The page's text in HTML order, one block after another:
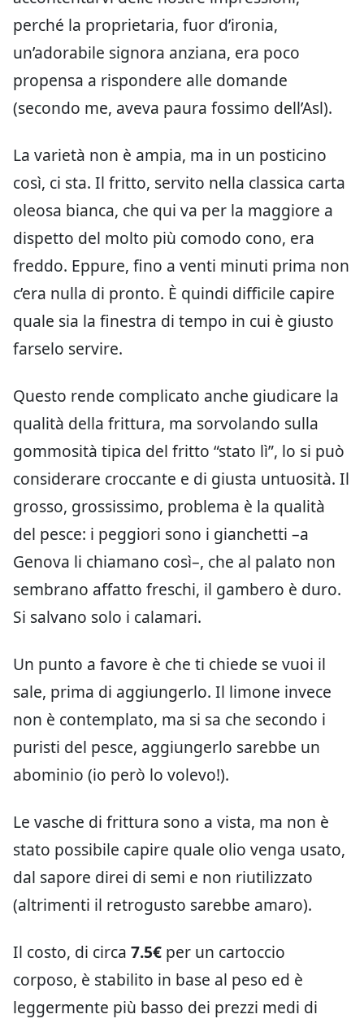
perché la proprietaria, fuor d’ironia,
un’adorabile signora anziana, era poco
propensa a rispondere alle domande
(secondo me, aveva paura fossimo dell’Asl).
La varietà non è ampia, ma in un posticino
così, ci sta. Il fritto, servito nella classica carta
oleosa bianca, che qui va per la maggiore a
dispetto del molto più comodo cono, era
freddo. Eppure, fino a venti minuti prima non
c’era nulla di pronto. È quindi difficile capire
quale sia la finestra di tempo in cui è giusto
farselo servire.
Questo rende complicato anche giudicare la
qualità della frittura, ma sorvolando sulla
gommosità tipica del fritto “stato lì”, lo si può
considerare croccante e di giusta untuosità. Il
grosso, grossissimo, problema è la qualità
del pesce: i peggiori sono i gianchetti –a
Genova li chiamano così–, che al palato non
sembrano affatto freschi, il gambero è duro.
Si salvano solo i calamari.
Un punto a favore è che ti chiede se vuoi il
sale, prima di aggiungerlo. Il limone invece
non è contemplato, ma si sa che secondo i
puristi del pesce, aggiungerlo sarebbe un
abominio (io però lo volevo!).
Le vasche di frittura sono a vista, ma non è
stato possibile capire quale olio venga usato,
dal sapore direi di semi e non riutilizzato
(altrimenti il retrogusto sarebbe amaro).
Il costo, di circa 7.5€ per un cartoccio
corposo, è stabilito in base al peso ed è
leggermente più basso dei prezzi medi di